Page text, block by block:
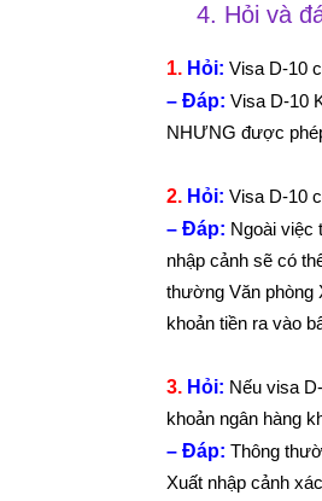
4. Hỏi và
1. Hỏi: Visa D-10
– Đáp: Visa D-10
NHƯNG được
2. Hỏi: Visa D-10
– Đáp: Ngoài việc
nhập cảnh sẽ có
thường Văn phòng
khoản tiền ra vào
3. Hỏi: Nếu visa
khoản ngân hàng
– Đáp: Thông
Xuất nhập cảnh